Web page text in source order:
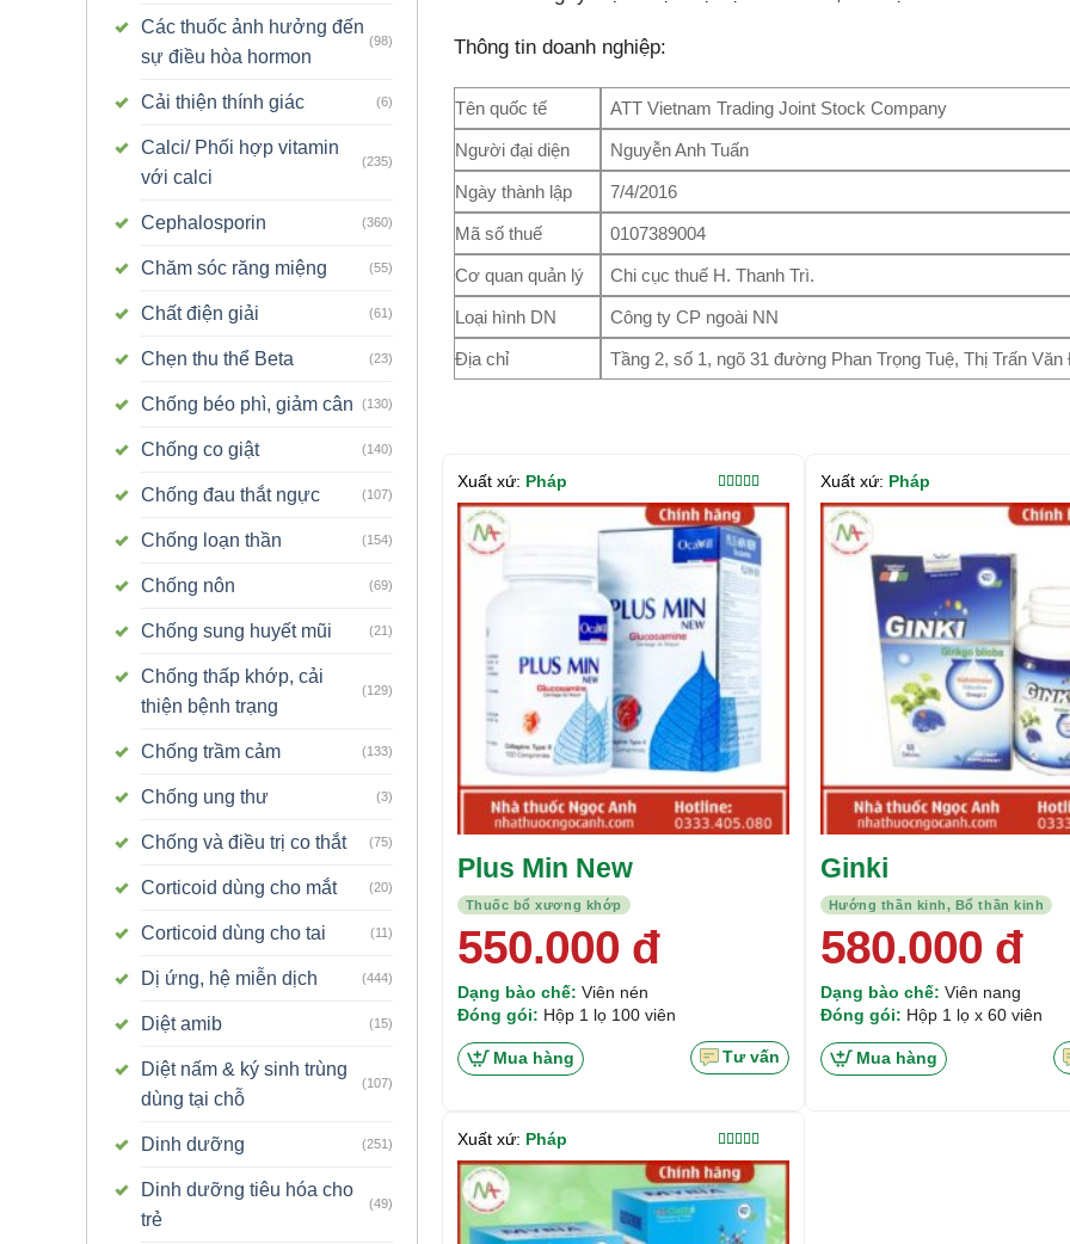
Các thuốc ảnh hưởng đến
sự điều hòa hormon
(98)
Cải thiện thính giác (6)
Calci/ Phối hợp vitamin
với calci
(235)
Cephalosporin (360)
Chăm sóc răng miệng (55)
Chất điện giải (61)
Chẹn thu thể Beta (23)
Chống béo phì, giảm cân (130)
Chống co giật (140)
Chống đau thắt ngực (107)
Chống loạn thần (154)
Chống nôn (69)
Chống sung huyết mũi (21)
Chống thấp khớp, cải
thiện bệnh trạng
(129)
Chống trầm cảm (133)
Chống ung thư (3)
Chống và điều trị co thắt (75)
Corticoid dùng cho mắt (20)
Corticoid dùng cho tai (11)
Dị ứng, hệ miễn dịch (444)
Diệt amib (15)
Diệt nấm & ký sinh trùng
dùng tại chỗ
(107)
Dinh dưỡng (251)
Dinh dưỡng tiêu hóa cho
trẻ
(49)
Thông tin doanh nghiệp:
Tên quốc tế ATT Vietnam Trading Joint Stock Company
Người đại diện Nguyễn Anh Tuấn
Ngày thành lập 7/4/2016
Mã số thuế 0107389004
Cơ quan quản lý Chi cục thuế H. Thanh Trì.
Loại hình DN Công ty CP ngoài NN
Địa chỉ Tầng 2, số 1, ngõ 31 đường Phan Trọng Tuệ, Thị Trấn
Thuốc bổ xương khớp
Plus Min New
Được xếp
hạng 5.00
sao
550.000 đ
Dạng bào chế: Viên nén
Đóng gói: Hộp 1 lọ 100 viên
Mua hàng Tư vấn
Xuất xứ: Pháp
Hướng thần kinh, Bổ thần kinh
Ginki
580.000 đ
Dạng bào chế: Viên nang
Đóng gói: Hộp 1 lọ x 60 viên
Mua hàng
Xuất xứ: Pháp
Được xếp
hạng 5.00
sao
Xuất xứ: Pháp